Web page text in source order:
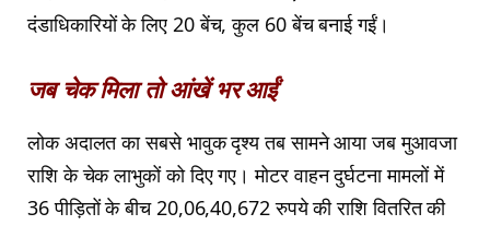
दंडाधिकारियों के लिए 20 बेंच, कुल 60 बेंच बनाई गईं।
जब चेक मिला तो आंखें भर आईं
लोक अदालत का सबसे भावुक दृश्य तब सामने आया जब मुआवजा
राशि के चेक लाभुकों को दिए गए। मोटर वाहन दुर्घटना मामलों में
36 पीड़ितों के बीच 20,06,40,672 रुपये की राशि वितरित की